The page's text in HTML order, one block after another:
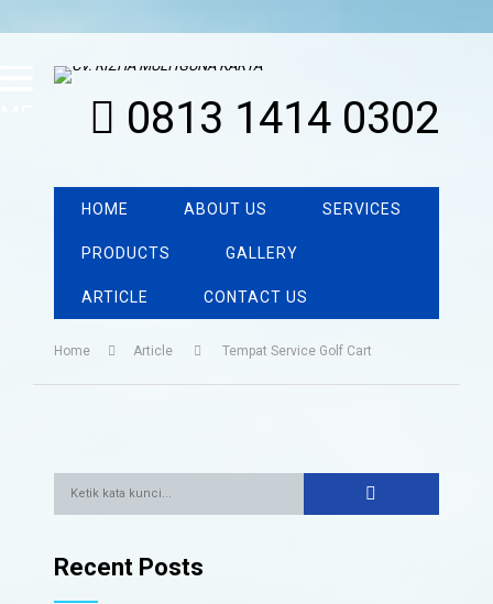
0813 1414 0302
HOME ABOUT US SERVICES
PRODUCTS GALLERY
ARTICLE CONTACT US
Home Article Tempat Service Golf Cart
Recent Posts